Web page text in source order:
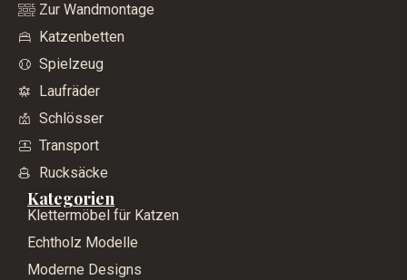
Zur Wandmontage
Katzenbetten
Spielzeug
Laufräder
Schlösser
Transport
Rucksäcke
Kategorien
Klettermöbel für Katzen
Echtholz Modelle
Moderne Designs